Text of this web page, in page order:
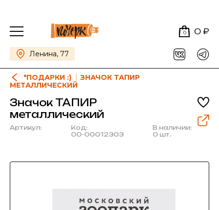
0 0 ₽
Ленина, 77
*ПОДАРКИ :)
ЗНАЧОК ТАПИР
МЕТАЛЛИЧЕСКИЙ
Значок ТАПИР
металлический
Артикул:
Код:
00-00012303
В наличии:
0 шт.